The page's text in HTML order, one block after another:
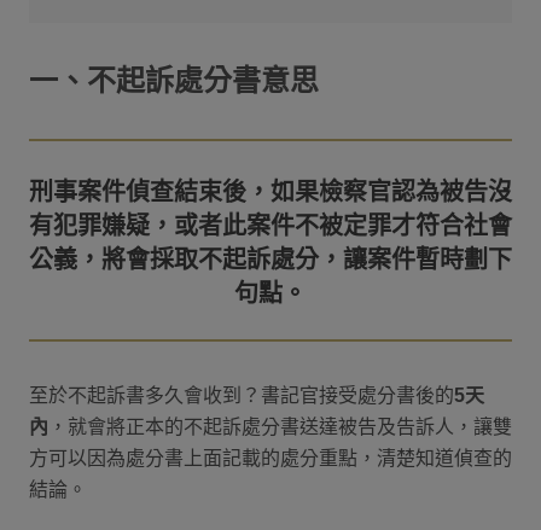
一、不起訴處分書意思
刑事案件偵查結束後，如果檢察官認為被告沒
有犯罪嫌疑，或者此案件不被定罪才符合社會
公義，將會採取不起訴處分，讓案件暫時劃下
至於不起訴書多久會收到？書記官接受處分書後的5天
內 ，就會將正本的不起訴處分書送達被告及告訴人，讓雙
方可以因為處分書上面記載的處分重點，清楚知道偵查的
結論。